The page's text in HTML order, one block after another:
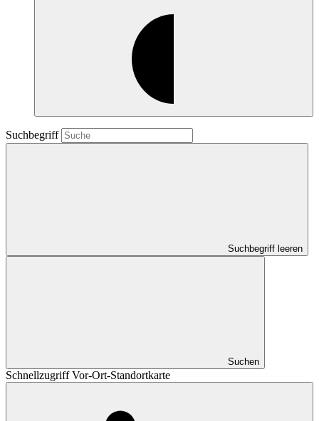
Suchbegriff
Suchbegriff leeren
Suchen
Schnellzugriff Vor-Ort-Standortkarte